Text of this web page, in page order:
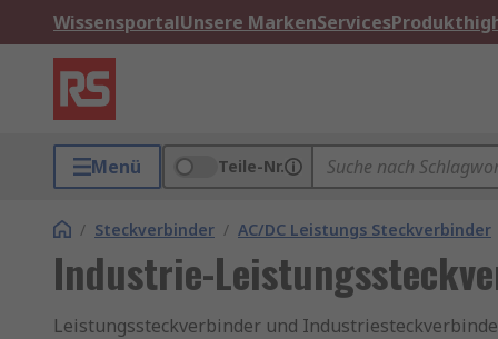
WissensportalUnsere MarkenServices
Menü Teile-Nr.
/ Steckverbinder / AC/DC Leistungs Steckverbinder
Industrie-
Leistungssteckverbinder und